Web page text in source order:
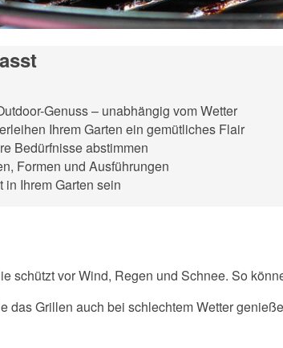
Genuss – unabhängig vom Wetter
Ihrem Garten ein gemütliches Flair
Bedürfnisse abstimmen
Formen und Ausführungen
Ihrem Garten sein
schützt vor Wind, Regen und Schnee. So
das Grillen auch bei schlechtem Wetter